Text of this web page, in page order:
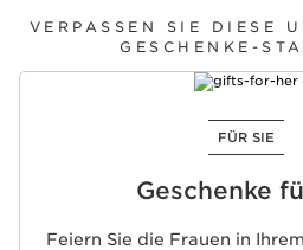
VERPASSEN SIE DIESE
GESCHENKE-
FÜR SIE
Geschenke
Feiern Sie die Frauen in